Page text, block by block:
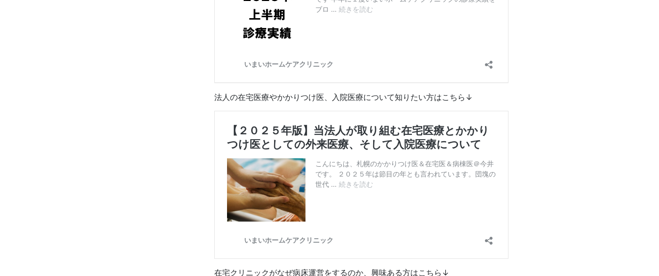
法人の在宅医療やかかりつけ医、入院医療について知りたい方はこちら↓
在宅クリニックがなぜ病床運営をするのか、興味ある方はこちら↓